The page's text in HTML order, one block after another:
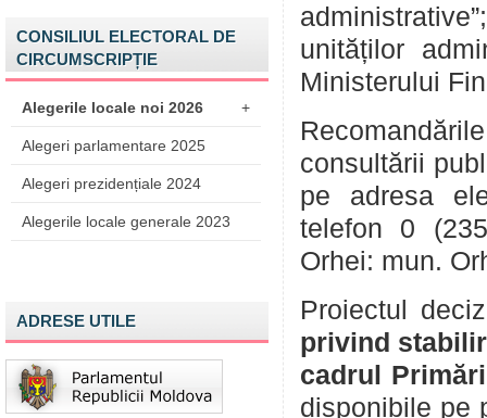
CONSILIUL ELECTORAL DE
CIRCUMSCRIPȚIE
Alegerile locale noi 2026 +
Alegeri parlamentare 2025
Alegeri prezidențiale 2024
Alegerile locale generale 2023
ADRESE UTILE
unităților
Ministerului
consultării
pe adresa
telefon 0
Orhei: mun.
Proiectul
privind
cadrul
disponibile pe